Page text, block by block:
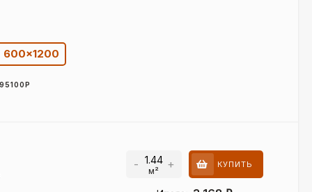
600×1200
- м² + КУПИТЬ